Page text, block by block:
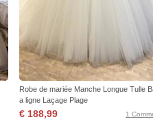
Robe de mariée Manche Longue Tulle
a ligne Laçage Plage
€ 188,99 1